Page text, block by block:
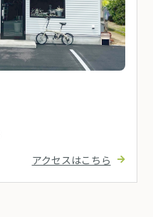
アクセスはこちら